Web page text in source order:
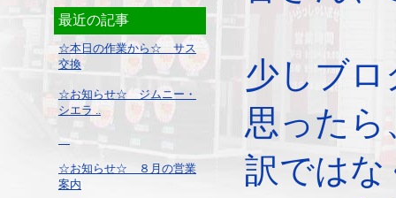
最近の記事
☆本日の作業から☆ サス
交換
☆お知らせ☆ ジムニー・
シエラ ..
☆お知らせ☆ ８月の営業
案内
少しブ
思ったら
訳ではな